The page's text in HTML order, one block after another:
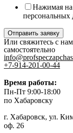
Нажимая на
персональных
Отправить заявку
Или свяжитесь с
самостоятельно
+7-914-201-00-44
Время работы:
Пн-Пт 9:00-18:00
по Хабаровску
г. Хабаровск, ул.
оф. 26